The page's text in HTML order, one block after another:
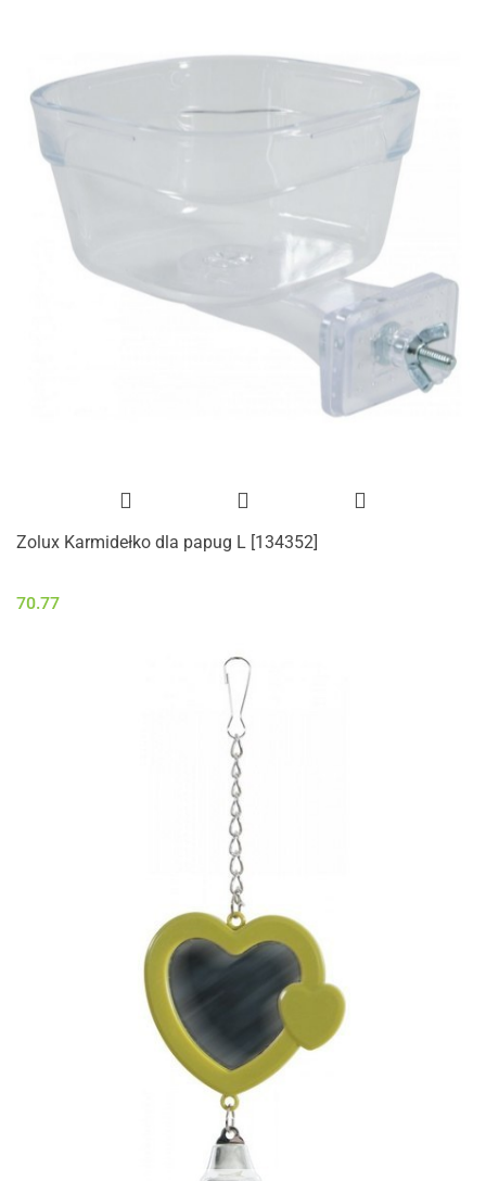
Zolux Karmidełko dla papug L [134352]
70.77